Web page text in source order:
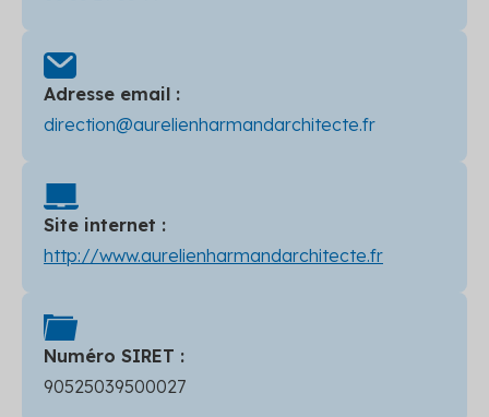
Adresse email :
direction@aurelienharmandarchitecte.fr
Site internet :
http://www.aurelienharmandarchitecte.fr
Numéro SIRET :
90525039500027